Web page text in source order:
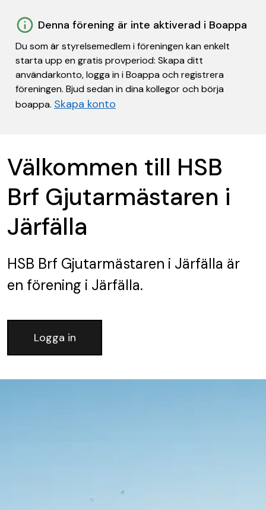
Denna förening är inte aktiverad i Boappa
Du som är styrelsemedlem i föreningen kan enkelt
starta upp en gratis provperiod: Skapa ditt
användarkonto, logga in i Boappa och registrera
föreningen. Bjud sedan in dina kollegor och börja
boappa. Skapa konto
Välkommen till HSB
Brf Gjutarmästaren i
Järfälla
HSB Brf Gjutarmästaren i Järfälla är
en förening i Järfälla.
Logga in